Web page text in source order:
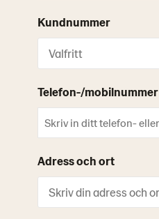
Kundnummer
Telefon-/mobilnummer
Adress och ort